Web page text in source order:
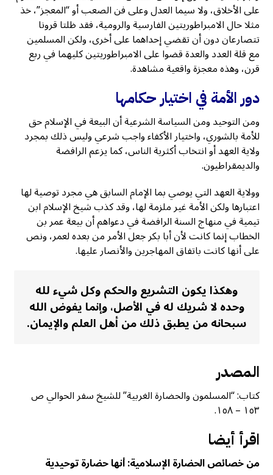
على الأخلاق، ولا سيما العدل وعلى فن الصعب أو “المعجز”، خذ
مثلا حال الامبراطوريتين الفارسية والرومية، فقد ظلتا قرونا
تتصارعان دون أن تقضي إحداهما على أخرى، ولكن المسلمين
مع قلة العدد والعدة قضوا على الامبراطوريتين كليهما في ربع
قرن، وهذه معجزة واقعية مشاهدة.
دور الأمة في اختيار حكامها
ومن التوحيد ومن السياسة الشرعية أن البيعة في الإسلام حق
للأمة بالشوري، واختيار الأكفاء واجب شرعي وليس ذلك بمجرد
ولاية العهد أو انتخاب أكثرية الناس، كما يزعم الرافضة
والديمقراطيون.
وولاية العهد التي يوصي بما الإمام السابق هي مجرد توصية لها
اعتبارها ولكن الأمة غير ملزمة لها، وقد كذب شيخ الإسلام ابن
تيمية في منهاج السنة الرافضة في دعواهم أن بيعة عمر بن
الخطاب إنما كانت لأن أبا بكر جعل الأمر من بعده لعمر، ونص
على أنها كانت باتفاق المهاجرين والأنصار عليها.
وهكذا يكون التشريع والحكم وكل شيء لله
وحده لا شريك له في الأصل، وإنما يفوض الله
سبحانه من يطبق ذلك من أهل العلم والإيمان.
المصدر
كتاب: “المسلمون والحضارة الغربية” للشيخ سفر الحوالي ص
١٥٣ – ١٥٨.
اقرأ أيضا
من خصائص الحضارة الإسلامية: أنها حضارة توحيدية